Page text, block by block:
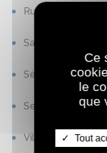
Rueil-Malmaison
Saint-Ouen
Sèvres
Sevran
Villejuif
Ce
le
que
Tout